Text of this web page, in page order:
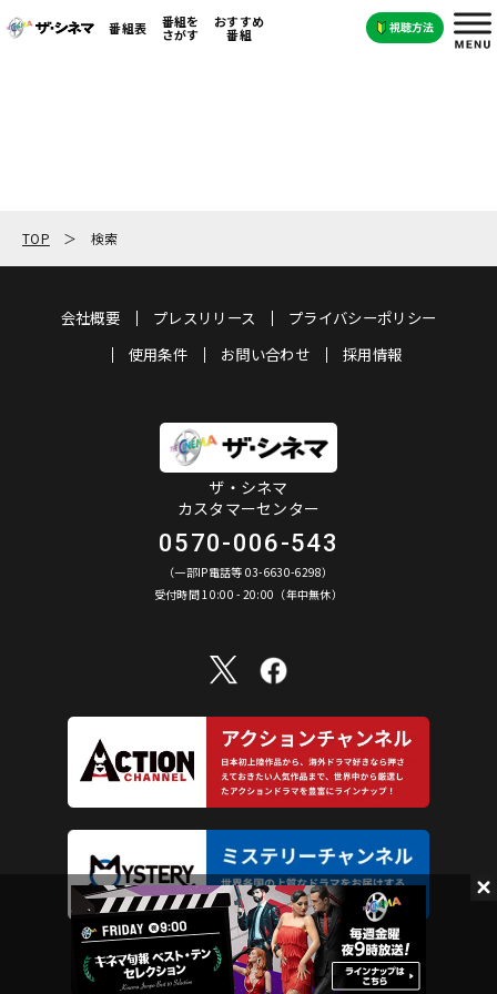
番組表 番組を
さがす
おすすめ
番組
TOP 検索
会社概要 プレスリリース
プライバシーポリシー
使用条件
お問い合わせ 採用情報
ザ・シネマ
カスタマーセンター
0570-006-543
（一部IP電話等 03-6630-6298）
受付時間 10:00 - 20:00（年中無休）
AXN Entertainment Co., Ltd. All Rights Reserved.